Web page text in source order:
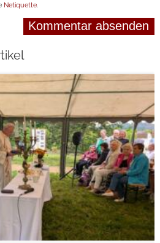
Netiquette.